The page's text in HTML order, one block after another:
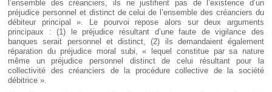
l’ensemble des créanciers, ils ne justifient pas de l’existence d’un
préjudice personnel et distinct de celui de l’ensemble des créanciers du
débiteur principal ». Le pourvoi repose alors sur deux arguments
principaux : (1) le préjudice résultant d’une faute de vigilance des
banques serait personnel et distinct, (2) ils demandaient également
réparation du préjudice moral subi, « lequel constitue par sa nature
même un préjudice personnel distinct de celui résultant pour la
collectivité des créanciers de la procédure collective de la société
débitrice ».